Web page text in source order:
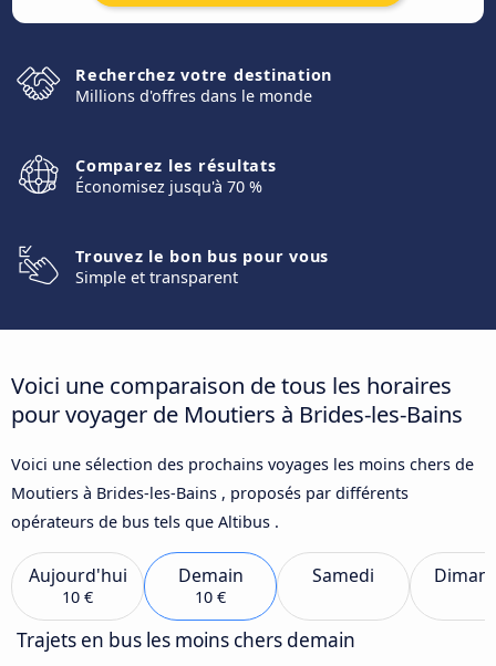
Recherchez votre destination
Millions d'offres dans le monde
Comparez les résultats
Économisez jusqu'à 70 %
Trouvez le bon bus pour vous
Simple et transparent
Voici une comparaison de tous les horaires
pour voyager de Moutiers à Brides-les-Bains
Voici une sélection des prochains voyages les moins chers de
Moutiers à Brides-les-Bains , proposés par différents
opérateurs de bus tels que Altibus .
Aujourd'hui
10 €
Demain
10 €
Samedi
Trajets en bus les moins chers demain